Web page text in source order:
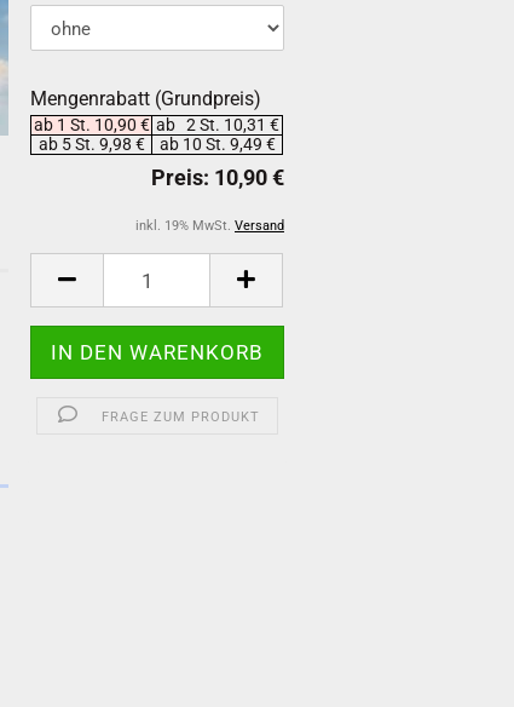
Mengenrabatt (Grundpreis)
ab 1 St. 10,90 € ab 2 St. 10,31 €
ab 5 St. 9,98 €
ab 10 St. 9,49 €
inkl. 19% MwSt. Versand
FRAGE ZUM PRODUKT